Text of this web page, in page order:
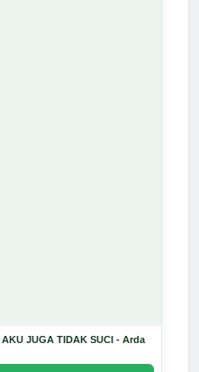
JUGA TIDAK SUCI - Arda